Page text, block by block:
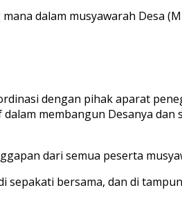
dalam musyawarah Desa
dengan pihak aparat
membangun Desanya
dari semua peserta
sepakati bersama, dan di